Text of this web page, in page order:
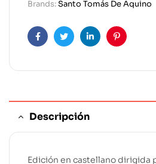
Brands:Santo Tomás De Aquino
FacebookTwitterLinkedinPinterest
Descripción
Edición en castellano dirigida